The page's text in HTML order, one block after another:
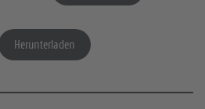
Herunterladen